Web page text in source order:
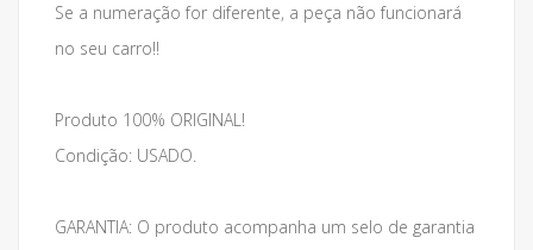
Se a numeração for diferente, a peça não funcionará
no seu carro!!
Produto 100% ORIGINAL!
Condição: USADO.
GARANTIA: O produto acompanha um selo de garantia